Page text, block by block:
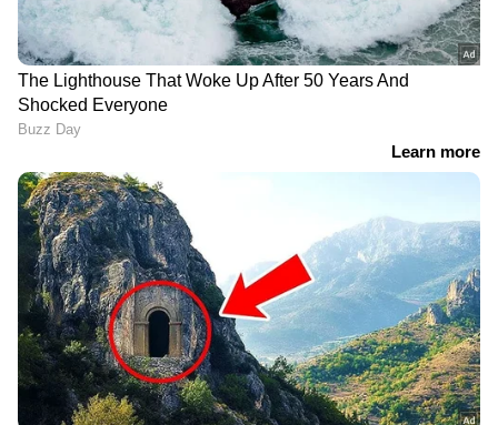
മാതൃക ചോദ്യങ്ങൾ അതേപടി
പരീക്ഷയ്ക്ക്; ആരോഗ്യ
സര്‍വകലാശാല MBBS പരീക്ഷയിൽ
ഗുരുതര വീഴ്ച
ഗൗതം കൃഷ്ണനായി തെരച്ചിൽ;
നാവികസേനയുടെ ഐഎൻഎസ്
കൽപ്പേനി നീണ്ടകരയിൽ | Kollam |
Indian Navy